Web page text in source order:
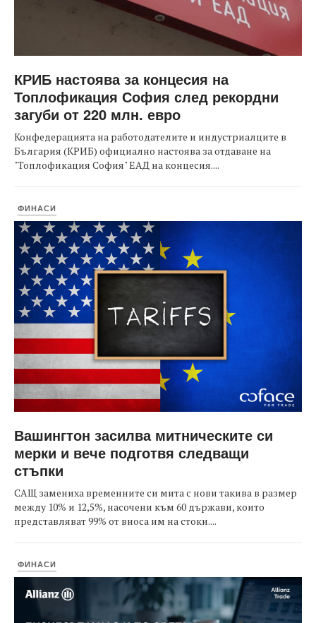
КРИБ настоява за концесия на
Топлофикация София след рекордни
загуби от 220 млн. евро
Конфедерацията на работодателите и индустриалците в
България (КРИБ) официално настоява за отдаване на
"Топлофикация София" ЕАД на концесия....
ФИНАСИ
Вашингтон засилва митническите си
мерки и вече подготвя следващи
стъпки
САЩ замениха временните си мита с нови такива в размер
между 10% и 12,5%, насочени към 60 държави, които
представляват 99% от вноса им на стоки....
ФИНАСИ